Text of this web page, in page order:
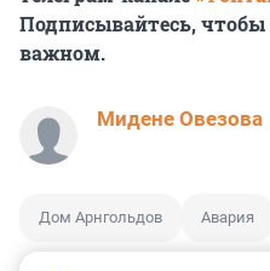
Подписывайтесь,
важном.
Мидене Овезова
Дом Арнгольдов Авария